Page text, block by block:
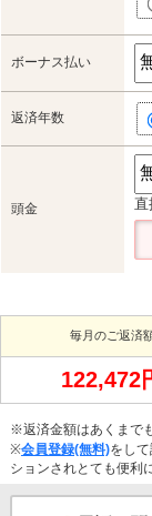
ボーナス払い
返済年数
頭金 直
毎月のご返済
122,472
※返済金額はあくまで
※会員登録(無料)をし
ションされとても便利